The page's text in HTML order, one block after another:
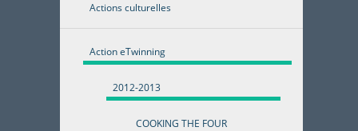
Actions culturelles
Action eTwinning
2012-2013
COOKING THE FOUR